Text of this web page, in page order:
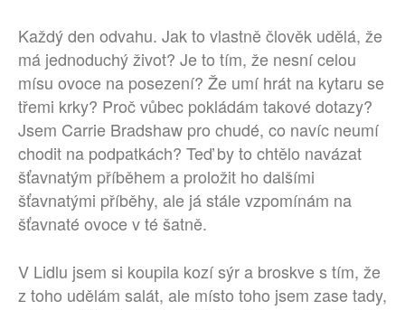
Každý den odvahu. Jak to vlastně člověk udělá, že
má jednoduchý život? Je to tím, že nesní celou
mísu ovoce na posezení? Že umí hrát na kytaru se
třemi krky? Proč vůbec pokládám takové dotazy?
Jsem Carrie Bradshaw pro chudé, co navíc neumí
chodit na podpatkách? Teď by to chtělo navázat
šťavnatým příběhem a proložit ho dalšími
šťavnatými příběhy, ale já stále vzpomínám na
šťavnaté ovoce v té šatně.
V Lidlu jsem si koupila kozí sýr a broskve s tím, že
z toho udělám salát, ale místo toho jsem zase tady,